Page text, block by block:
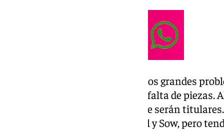
El mediocampo ha sido uno de los grandes
durante toda la temporada, por falta de piezas.
que tendrá que elegir los tres que serán
son inamovibles, como son Saúl y Sow, pero